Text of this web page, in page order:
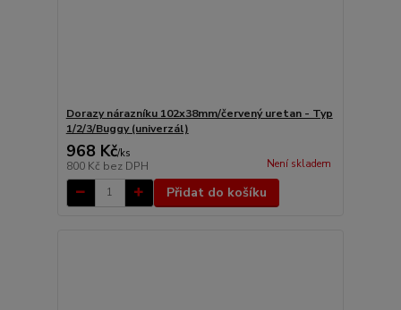
Dorazy nárazníku 102x38mm/červený uretan - Typ
1/2/3/Buggy (univerzál)
968 Kč/ks
800 Kč bez DPH Není skladem
Přidat do košíku